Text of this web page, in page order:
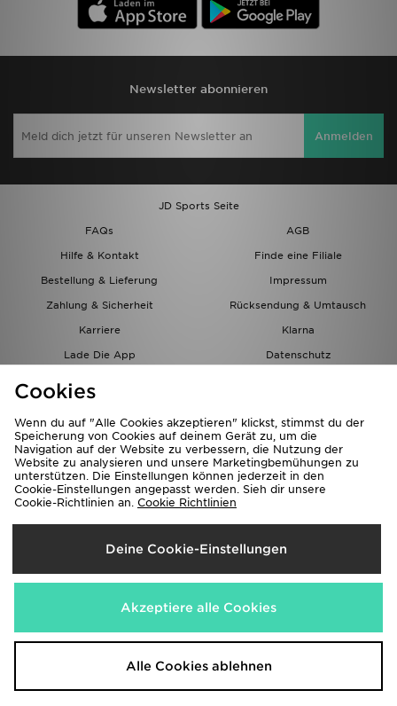
Newsletter abonnieren
Anmelden
JD Sports Seite
FAQs
AGB
Hilfe & Kontakt
Finde eine Filiale
Bestellung & Lieferung
Impressum
Zahlung & Sicherheit
Rücksendung & Umtausch
Karriere
Klarna
Lade Die App
Datenschutz
Lieferung Nach
Österreich
Wir akzeptieren folgende Zahlungsmethoden
Corporate Website www.jdplc.com
Geschenkkarte
Mein JD
Meine Nachrichten
Hilfe & Kontakt
Trending Styles
Cookies
Wenn du auf "Alle Cookies akzeptieren" klickst, stimmst du der
Speicherung von Cookies auf deinem Gerät zu, um die
Navigation auf der Website zu verbessern, die Nutzung der
Website zu analysieren und unsere Marketingbemühungen zu
unterstützen. Die Einstellungen können jederzeit in den
Cookie-Einstellungen angepasst werden. Sieh dir unsere
Cookie-Richtlinien an. Cookie Richtlinien
Deine Cookie-Einstellungen
Akzeptiere alle Cookies
Alle Cookies ablehnen